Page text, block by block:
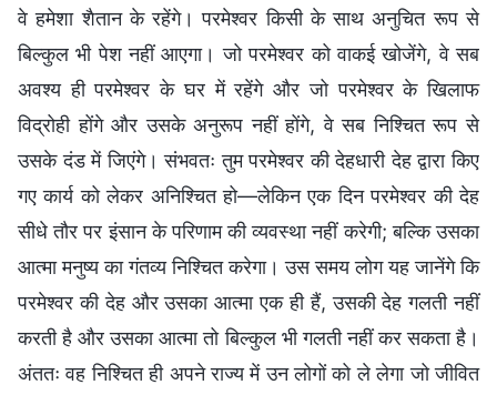
वे हमेशा शैतान के रहेंगे। परमेश्वर किसी के साथ अनुचित रूप से
बिल्कुल भी पेश नहीं आएगा। जो परमेश्वर को वाकई खोजेंगे, वे सब
अवश्य ही परमेश्वर के घर में रहेंगे और जो परमेश्वर के खिलाफ
विद्रोही होंगे और उसके अनुरूप नहीं होंगे, वे सब निश्चित रूप से
उसके दंड में जिएंगे। संभवतः तुम परमेश्वर की देहधारी देह द्वारा किए
गए कार्य को लेकर अनिश्चित हो—लेकिन एक दिन परमेश्वर की देह
सीधे तौर पर इंसान के परिणाम की व्यवस्था नहीं करेगी; बल्कि उसका
आत्मा मनुष्य का गंतव्य निश्चित करेगा। उस समय लोग यह जानेंगे कि
परमेश्वर की देह और उसका आत्मा एक ही हैं, उसकी देह गलती नहीं
करती है और उसका आत्मा तो बिल्कुल भी गलती नहीं कर सकता है।
अंततः वह निश्चित ही अपने राज्य में उन लोगों को ले लेगा जो जीवित